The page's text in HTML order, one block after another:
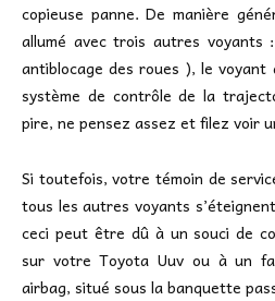
copieuse panne. De manière
allumé avec trois autres voyants
antiblocage des roues ), le voyant
système de contrôle de la
pire, ne pensez assez et filez voir
Si toutefois, votre témoin de
tous les autres voyants
ceci peut être dû à un souci de
sur votre Toyota Uuv ou à un
airbag, situé sous la banquette